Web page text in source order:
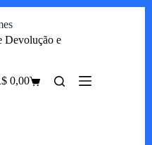
Devolução e
0,00